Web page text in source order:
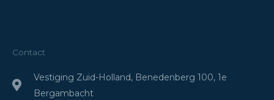
Contact
Vestiging Zuid-Holland, Benedenberg 100, 1e
Bergambacht